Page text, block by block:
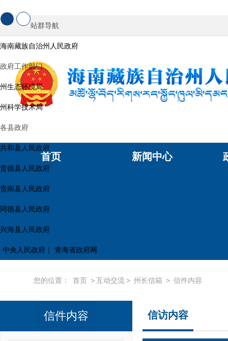
站群导航
海南藏族自治州人民政府
政府工作部门
州生态环境局
州科学技术局
各县政府
共和县人民政府
贵德县人民政府
贵南县人民政府
同德县人民政府
兴海县人民政府
中央人民政府 | 青海省政府网
首页 新闻中心
您的位置： 首页 >互动交流> 州长信箱 > 信件内容
信件内容 信访内容